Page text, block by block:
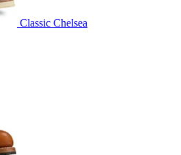
Classic Chelsea